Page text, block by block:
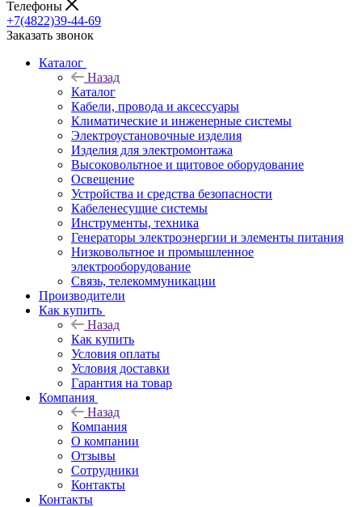
Телефоны
+7(4822)39-44-69
Заказать звонок
Каталог
Назад
Каталог
Кабели, провода и аксессуары
Климатические и инженерные системы
Электроустановочные изделия
Изделия для электромонтажа
Высоковольтное и щитовое оборудование
Освещение
Устройства и средства безопасности
Кабеленесущие системы
Инструменты, техника
Генераторы электроэнергии и элементы питания
Низковольтное и промышленное
электрооборудование
Связь, телекоммуникации
Производители
Как купить
Назад
Как купить
Условия оплаты
Условия доставки
Гарантия на товар
Компания
Назад
Компания
О компании
Отзывы
Сотрудники
Контакты
Контакты